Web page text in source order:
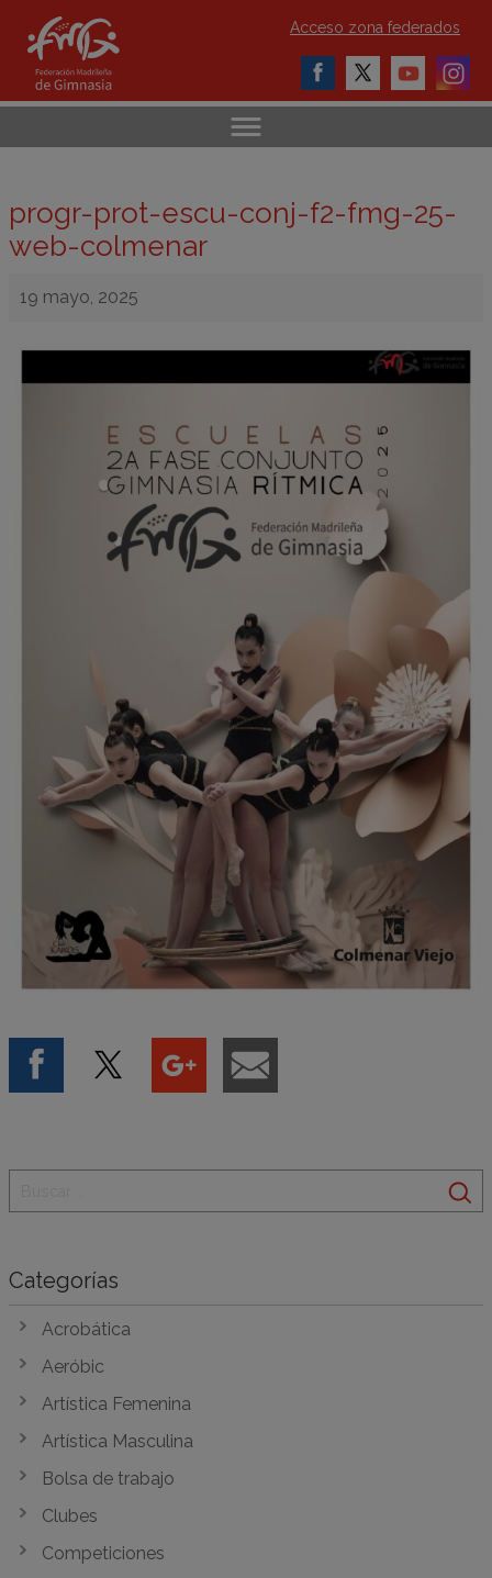
Acceso zona federados
progr-prot-escu-conj-f2-fmg-25-
web-colmenar
19 mayo, 2025
Categorías
Acrobática
Aeróbic
Artística Femenina
Artística Masculina
Bolsa de trabajo
Clubes
Competiciones